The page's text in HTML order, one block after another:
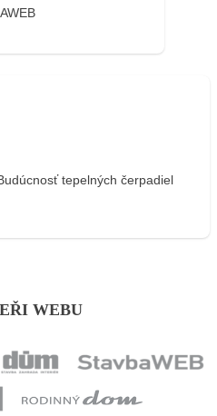
tepelných čerpadiel
WEBU